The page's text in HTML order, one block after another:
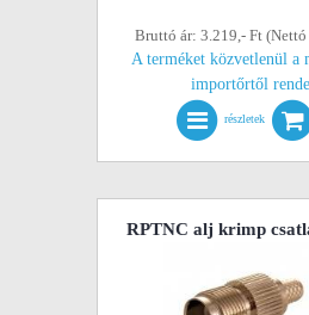
Bruttó ár: 3.219,- Ft
A terméket közvetlenül a
importőrtől
részletek
RPTNC alj krimp